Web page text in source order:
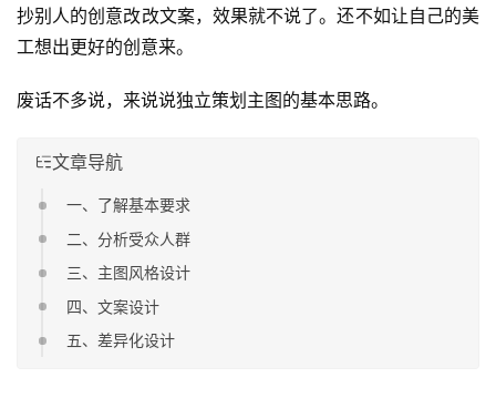
抄别人的创意改改文案，效果就不说了。还不如让自己的美
工想出更好的创意来。
废话不多说，来说说独立策划主图的基本思路。
文章导航
一、了解基本要求
二、分析受众人群
三、主图风格设计
四、文案设计
五、差异化设计